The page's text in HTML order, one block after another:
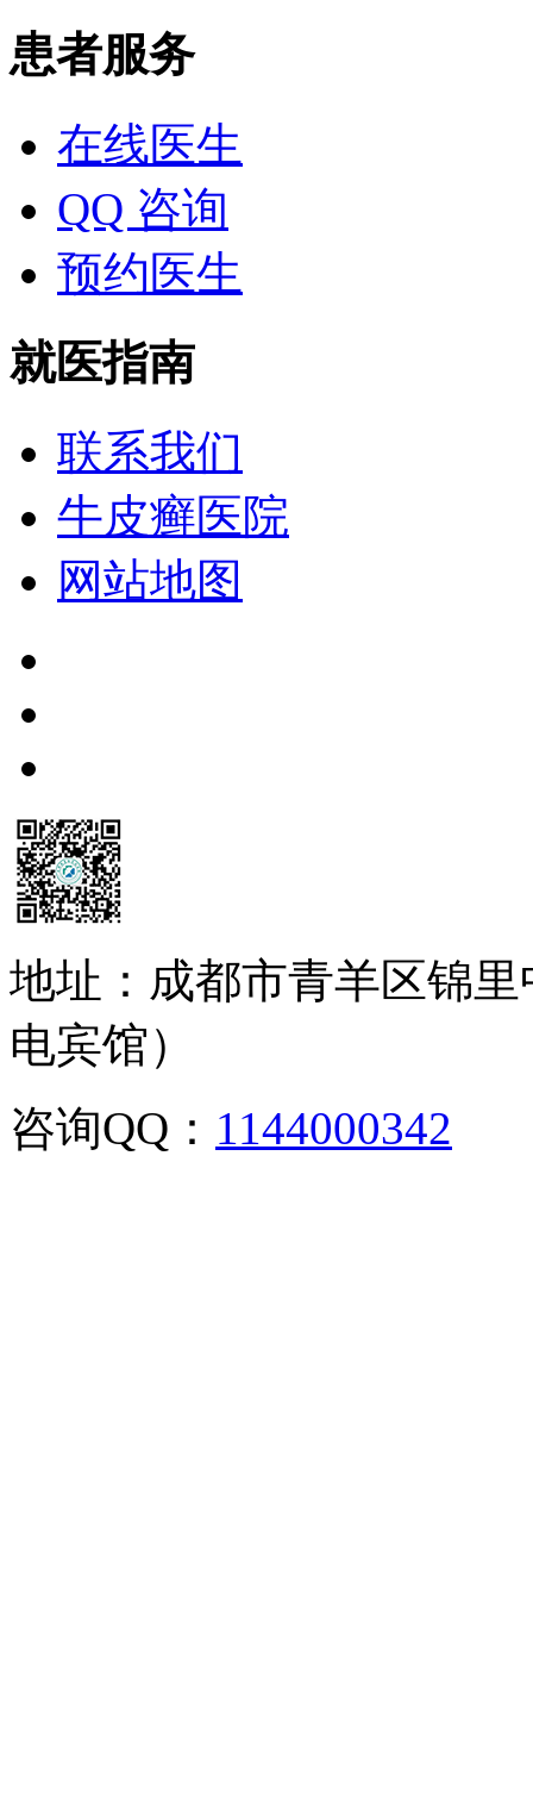
患者服务
在线医生
QQ 咨询
预约医生
就医指南
联系我们
牛皮癣医院
网站地图
地址：成都市青羊区锦
电宾馆）
咨询QQ： 1144000342